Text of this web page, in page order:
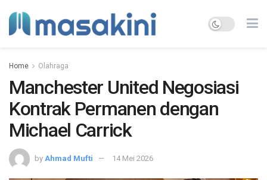
Home Olahraga
Manchester United Negosiasi
Kontrak Permanen dengan
Michael Carrick
by Ahmad Mufti 14 Mei 2026